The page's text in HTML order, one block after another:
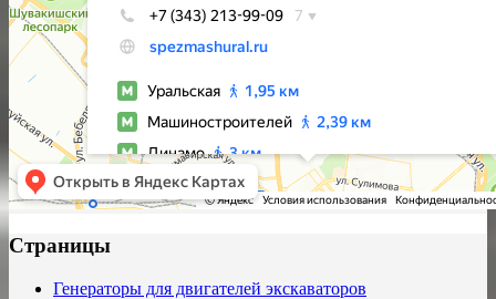
Страницы
Генераторы для двигателей экскаваторов